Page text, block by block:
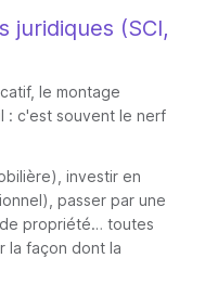
juridiques (SCI,
le montage
: c'est souvent le nerf
investir en
passer par une
propriété… toutes
la façon dont la